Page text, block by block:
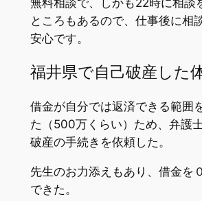
ところもあるので、仕事後に相
安心です。
福井県で自己破産した
借金が自分では返済できる範囲
た（500万くらい）ため、弁護
破産の手続きを依頼した。
先生のお力添えもあり、借金を
できた。